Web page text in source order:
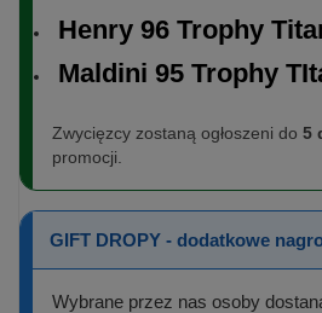
Henry 96 Trophy
Maldini 95 Trophy
Zwycięzcy zostaną ogłoszeni do 5
promocji.
GIFT DROPY - dodatkowe
Wybrane przez nas osoby